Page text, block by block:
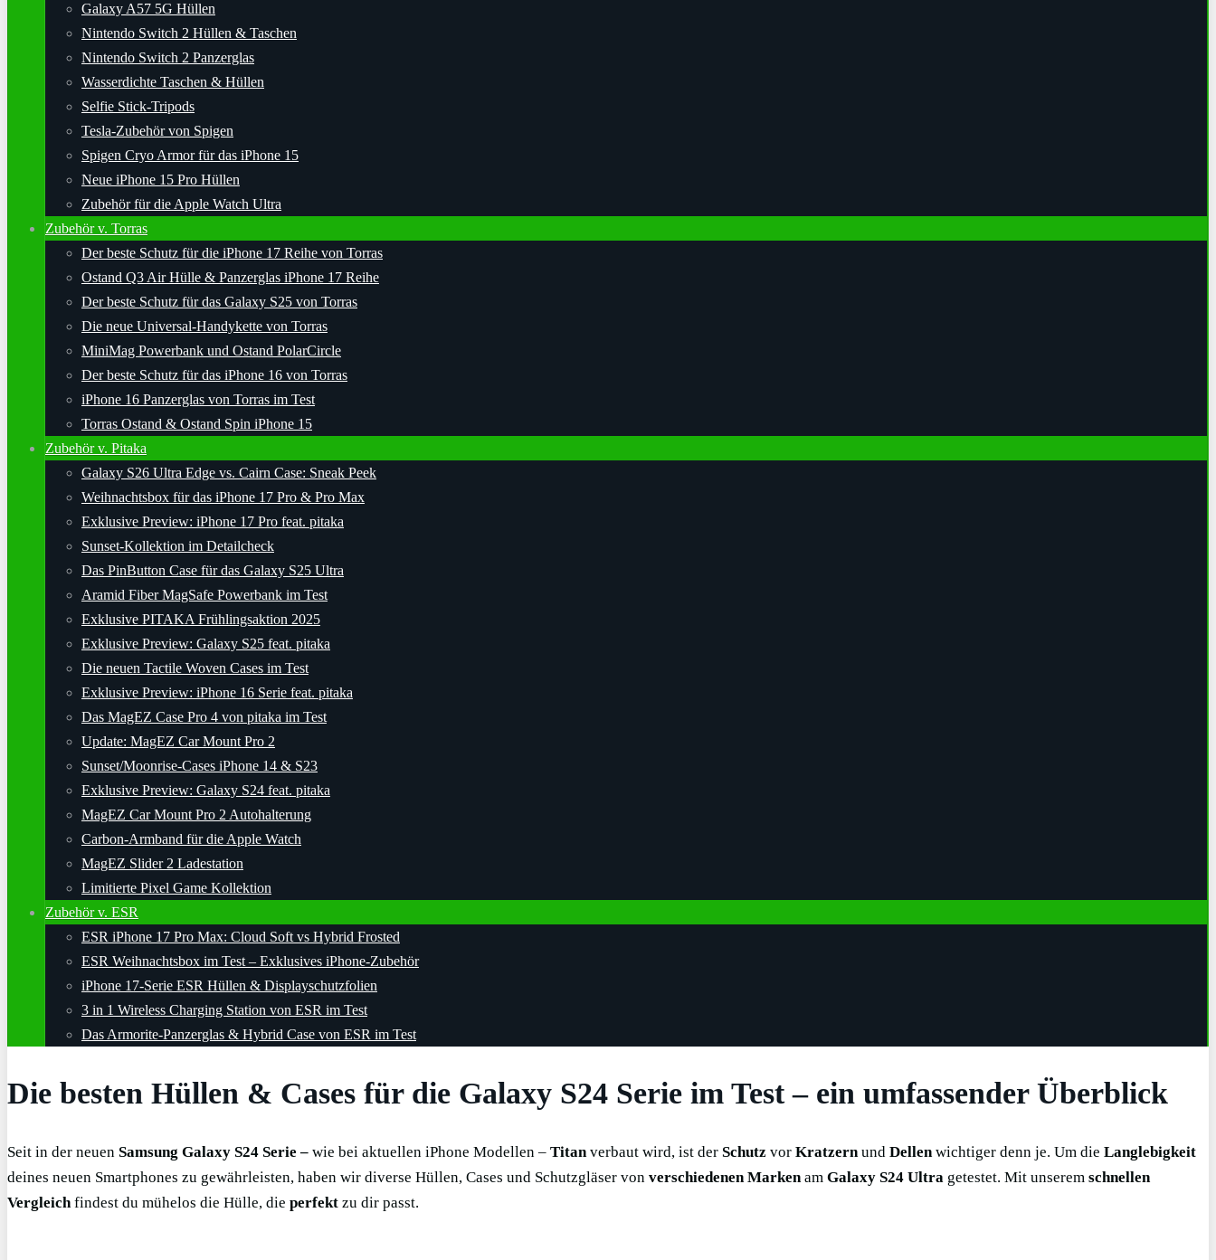
Galaxy A57 5G Hüllen
Nintendo Switch 2 Hüllen & Taschen
Nintendo Switch 2 Panzerglas
Wasserdichte Taschen & Hüllen
Selfie Stick-Tripods
Tesla-Zubehör von Spigen
Spigen Cryo Armor für das iPhone 15
Neue iPhone 15 Pro Hüllen
Zubehör für die Apple Watch Ultra
Zubehör v. Torras
Der beste Schutz für die iPhone 17 Reihe von Torras
Ostand Q3 Air Hülle & Panzerglas iPhone 17 Reihe
Der beste Schutz für das Galaxy S25 von Torras
Die neue Universal-Handykette von Torras
MiniMag Powerbank und Ostand PolarCircle
Der beste Schutz für das iPhone 16 von Torras
iPhone 16 Panzerglas von Torras im Test
Torras Ostand & Ostand Spin iPhone 15
Zubehör v. Pitaka
Galaxy S26 Ultra Edge vs. Cairn Case: Sneak Peek
Weihnachtsbox für das iPhone 17 Pro & Pro Max
Exklusive Preview: iPhone 17 Pro feat. pitaka
Sunset-Kollektion im Detailcheck
Das PinButton Case für das Galaxy S25 Ultra
Aramid Fiber MagSafe Powerbank im Test
Exklusive PITAKA Frühlingsaktion 2025
Exklusive Preview: Galaxy S25 feat. pitaka
Die neuen Tactile Woven Cases im Test
Exklusive Preview: iPhone 16 Serie feat. pitaka
Das MagEZ Case Pro 4 von pitaka im Test
Update: MagEZ Car Mount Pro 2
Sunset/Moonrise-Cases iPhone 14 & S23
Exklusive Preview: Galaxy S24 feat. pitaka
MagEZ Car Mount Pro 2 Autohalterung
Carbon-Armband für die Apple Watch
MagEZ Slider 2 Ladestation
Limitierte Pixel Game Kollektion
Zubehör v. ESR
ESR iPhone 17 Pro Max: Cloud Soft vs Hybrid Frosted
ESR Weihnachtsbox im Test – Exklusives iPhone-Zubehör
iPhone 17-Serie ESR Hüllen & Displayschutzfolien
3 in 1 Wireless Charging Station von ESR im Test
Das Armorite-Panzerglas & Hybrid Case von ESR im Test
Die besten Hüllen & Cases für die Galaxy S24 Serie im Test – ein umfassender Überblick
Seit in der neuen Samsung Galaxy S24 Serie – wie bei aktuellen iPhone Modellen – Titan verbaut wird, ist der Schutz vor Kratzern und Dellen wichtiger denn je. Um die Langlebigkeit
deines neuen Smartphones zu gewährleisten, haben wir diverse Hüllen, Cases und Schutzgläser von verschiedenen Marken am Galaxy S24 Ultra getestet. Mit unserem schnellen
Vergleich findest du mühelos die Hülle, die perfekt zu dir passt.